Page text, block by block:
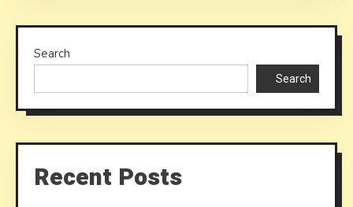
Search
Search
Recent Posts